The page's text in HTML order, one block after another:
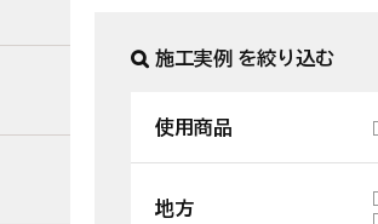
施工実例 を絞り込む
使用商品
地方